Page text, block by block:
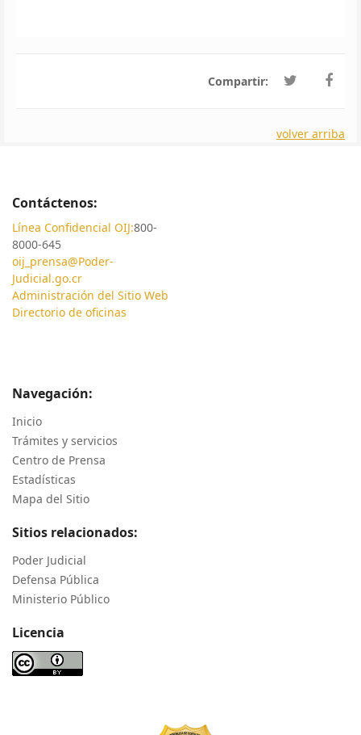
Compartir:
volver arriba
Contáctenos:
Línea Confidencial OIJ:800-
8000-645
oij_prensa@Poder-
Judicial.go.cr
Administración del Sitio Web
Directorio de oficinas
Navegación:
Inicio
Trámites y servicios
Centro de Prensa
Estadísticas
Mapa del Sitio
Sitios relacionados:
Poder Judicial
Defensa Pública
Ministerio Público
Licencia